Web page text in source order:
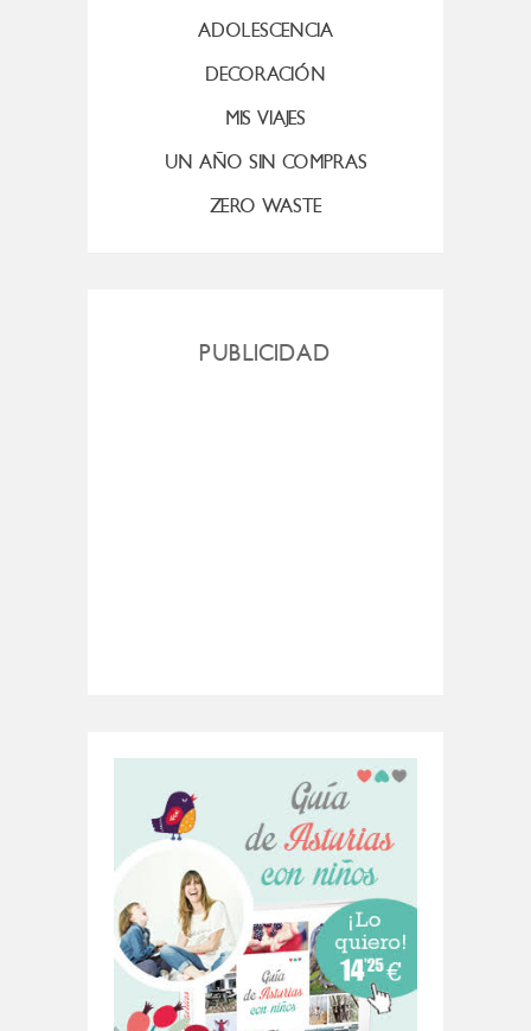
ADOLESCENCIA
DECORACIÓN
MIS VIAJES
UN AÑO SIN COMPRAS
ZERO WASTE
PUBLICIDAD